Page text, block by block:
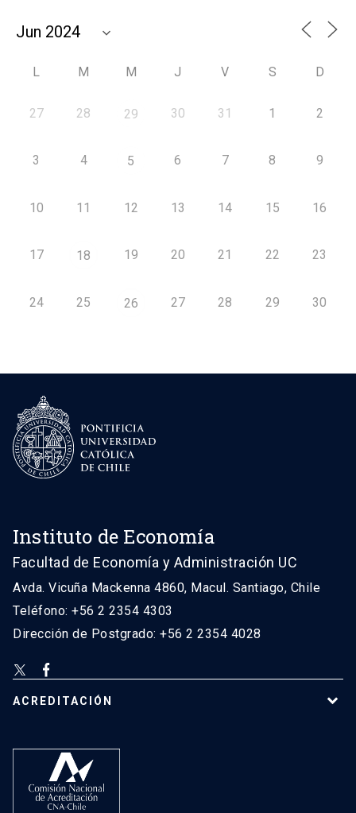
L M M J V S D
27 28 29 30 31 1 2
3 4 5 6 7 8 9
10 11 12 13 14 15 16
17 18 19 20 21 22 23
24 25 26 27 28 29 30
Instituto de Economía
Facultad de Economía y Administración UC
Avda. Vicuña Mackenna 4860, Macul. Santiago, Chile
Teléfono: +56 2 2354 4303
Dirección de Postgrado: +56 2 2354 4028
ACREDITACIÓN